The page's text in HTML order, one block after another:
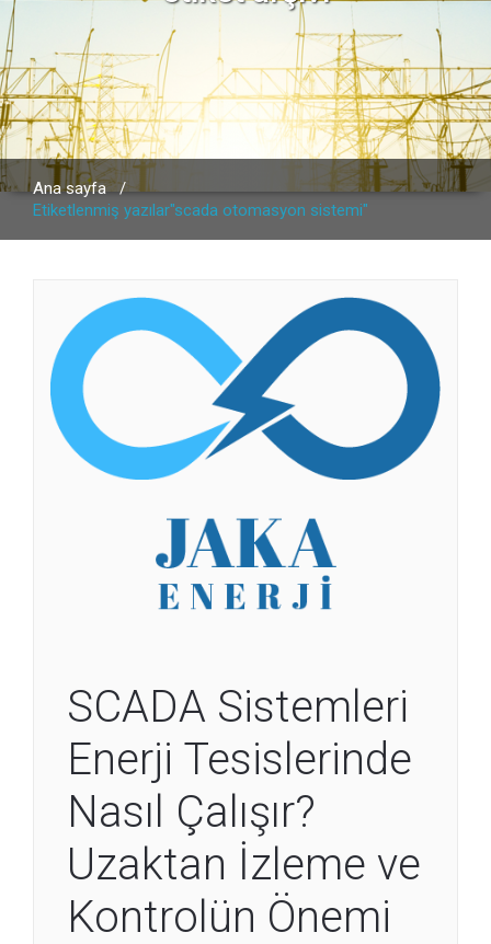
Ana sayfa/
Etiketlenmiş yazılar"scada otomasyon sistemi"
SCADA Sistemleri
Enerji Tesislerinde
Nasıl Çalışır?
Uzaktan İzleme ve
Kontrolün Önemi